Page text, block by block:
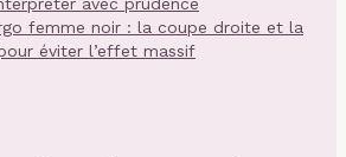
femme noir : la coupe droite et la
éviter l’effet massif